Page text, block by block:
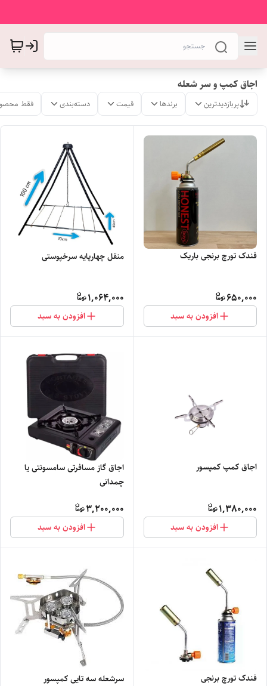
اجاق کمپ و سر شعله
پربازدیدترین برندها قیمت دسته‌بندی فقط
فندک تورچ برنجی باریک
650,000
افزودن به سبد
منقل چهارپایه سرخپوستی
1,064,000
افزودن به سبد
اجاق کمپ کمپسور
1,380,000
افزودن به سبد
اجاق گاز مسافرتی سامسونتی یا
چمدانی
3,200,000
افزودن به سبد
فندک تورچ برنجی سرشعله سه تایی کمپسور